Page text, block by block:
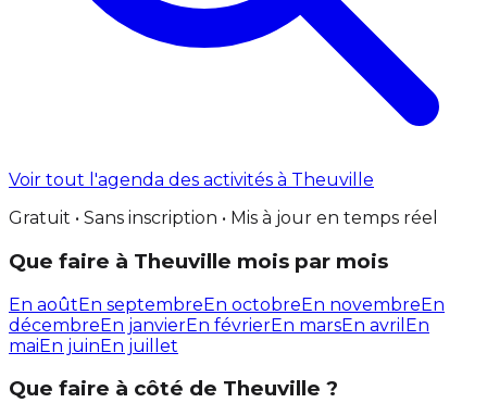
Voir tout l'agenda des activités à Theuville
Gratuit • Sans inscription • Mis à jour en temps réel
Que faire à Theuville mois par mois
En aoûtEn septembreEn octobreEn novembreEn
décembreEn janvierEn févrierEn marsEn avril En
maiEn juinEn juillet
Que faire à côté de Theuville ?